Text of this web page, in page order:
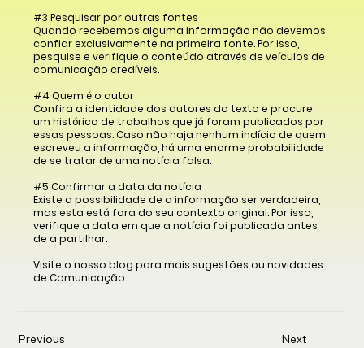
#3 Pesquisar por outras fontes
Quando recebemos alguma informação não devemos
confiar exclusivamente na primeira fonte. Por isso,
pesquise e verifique o conteúdo através de veículos de
comunicação credíveis.
#4 Quem é o autor
Confira a identidade dos autores do texto e procure
um histórico de trabalhos que já foram publicados por
essas pessoas. Caso não haja nenhum indício de quem
escreveu a informação, há uma enorme probabilidade
de se tratar de uma notícia falsa.
#5 Confirmar a data da notícia
Existe a possibilidade de a informação ser verdadeira,
mas esta está fora do seu contexto original. Por isso,
verifique a data em que a notícia foi publicada antes
de a partilhar.
Visite o nosso blog para mais sugestões ou novidades
de Comunicação.
Previous Next